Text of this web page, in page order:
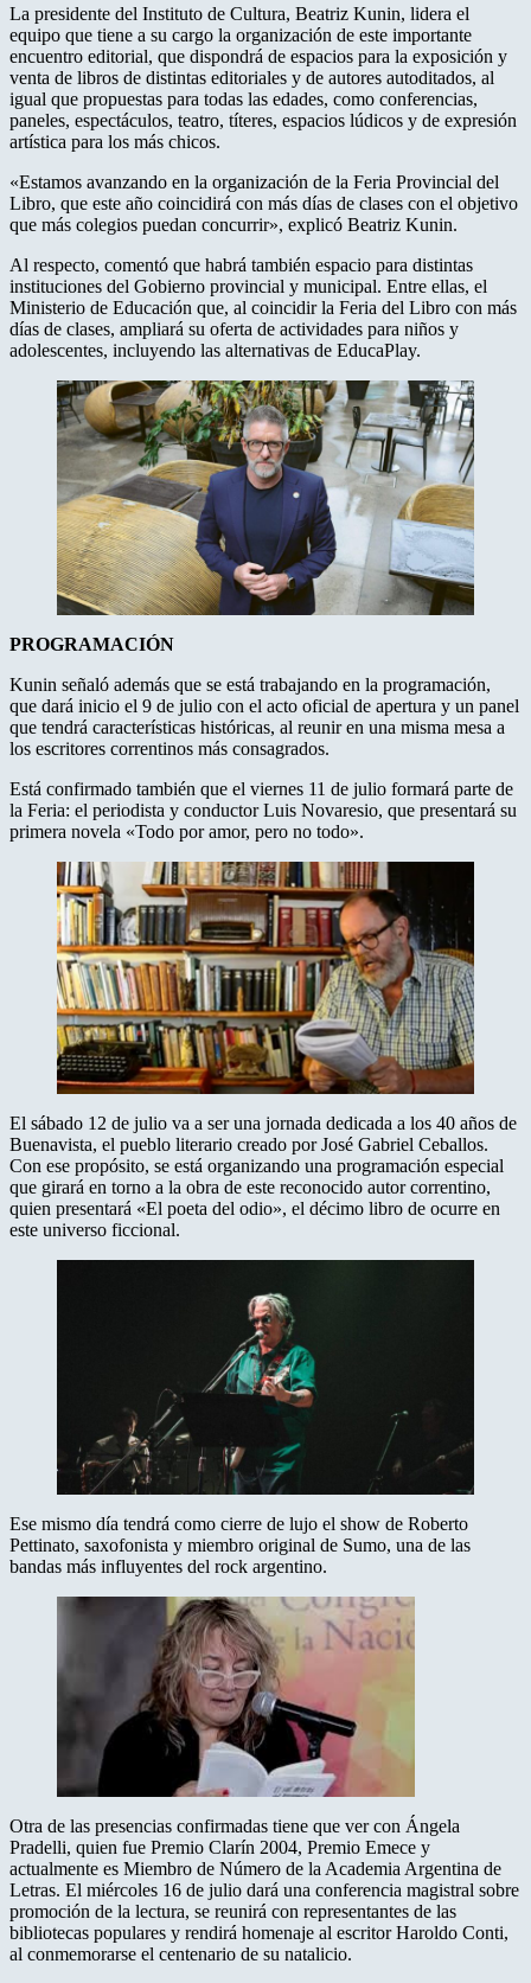
La presidente del Instituto de Cultura, Beatriz Kunin, lidera el
equipo que tiene a su cargo la organización de este importante
encuentro editorial, que dispondrá de espacios para la exposición y
venta de libros de distintas editoriales y de autores autoditados, al
igual que propuestas para todas las edades, como conferencias,
paneles, espectáculos, teatro, títeres, espacios lúdicos y de expresión
artística para los más chicos.
«Estamos avanzando en la organización de la Feria Provincial del
Libro, que este año coincidirá con más días de clases con el objetivo
que más colegios puedan concurrir», explicó Beatriz Kunin.
Al respecto, comentó que habrá también espacio para distintas
instituciones del Gobierno provincial y municipal. Entre ellas, el
Ministerio de Educación que, al coincidir la Feria del Libro con más
días de clases, ampliará su oferta de actividades para niños y
adolescentes, incluyendo las alternativas de EducaPlay.
PROGRAMACIÓN
Kunin señaló además que se está trabajando en la programación,
que dará inicio el 9 de julio con el acto oficial de apertura y un panel
que tendrá características históricas, al reunir en una misma mesa a
los escritores correntinos más consagrados.
Está confirmado también que el viernes 11 de julio formará parte de
la Feria: el periodista y conductor Luis Novaresio, que presentará su
primera novela «Todo por amor, pero no todo».
El sábado 12 de julio va a ser una jornada dedicada a los 40 años de
Buenavista, el pueblo literario creado por José Gabriel Ceballos.
Con ese propósito, se está organizando una programación especial
que girará en torno a la obra de este reconocido autor correntino,
quien presentará «El poeta del odio», el décimo libro de ocurre en
este universo ficcional.
Ese mismo día tendrá como cierre de lujo el show de Roberto
Pettinato, saxofonista y miembro original de Sumo, una de las
bandas más influyentes del rock argentino.
Otra de las presencias confirmadas tiene que ver con Ángela
Pradelli, quien fue Premio Clarín 2004, Premio Emece y
actualmente es Miembro de Número de la Academia Argentina de
Letras. El miércoles 16 de julio dará una conferencia magistral sobre
promoción de la lectura, se reunirá con representantes de las
bibliotecas populares y rendirá homenaje al escritor Haroldo Conti,
al conmemorarse el centenario de su natalicio.